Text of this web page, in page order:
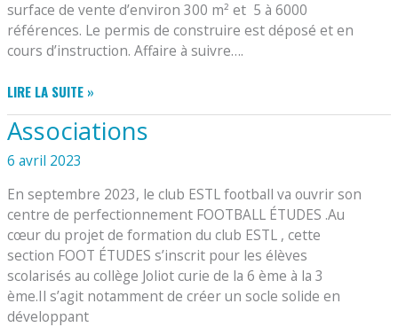
surface de vente d’environ 300 m² et 5 à 6000
références. Le permis de construire est déposé et en
cours d’instruction. Affaire à suivre….
PROJET
COEUR
DE
LIRE LA SUITE »
Associations
6 avril 2023
En septembre 2023, le club ESTL football va ouvrir son
centre de perfectionnement FOOTBALL ÉTUDES .Au
cœur du projet de formation du club ESTL , cette
section FOOT ÉTUDES s’inscrit pour les élèves
scolarisés au collège Joliot curie de la 6 ème à la 3
ème.Il s’agit notamment de créer un socle solide en
développant